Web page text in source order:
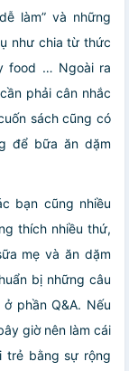
làm” và những
như chia từ thức
food … Ngoài ra
phải cân nhắc
sách cũng có
để bữa ăn dặm
bạn cũng nhiều
thích nhiều thứ,
mẹ và ăn dặm
bị những câu
phần Q&A. Nếu
giờ nên làm cái
trẻ bằng sự rộng